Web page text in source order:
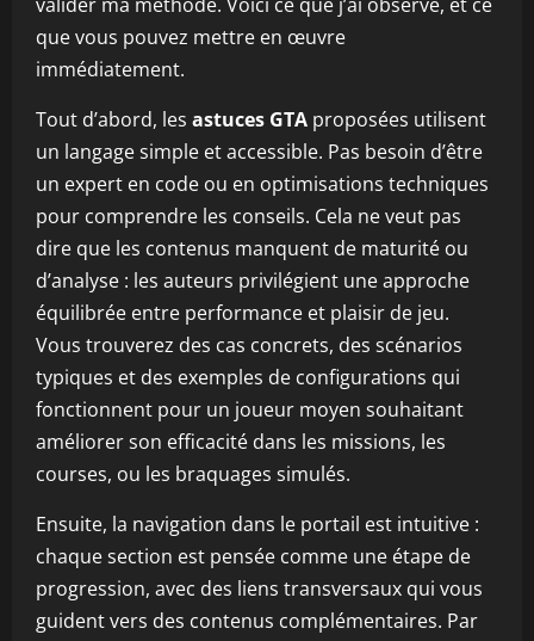
que vous pouvez mettre en œuvre
immédiatement.
Tout d’abord, les astuces GTA proposées utilisent
un langage simple et accessible. Pas besoin d’être
un expert en code ou en optimisations techniques
pour comprendre les conseils. Cela ne veut pas
dire que les contenus manquent de maturité ou
d’analyse : les auteurs privilégient une approche
équilibrée entre performance et plaisir de jeu.
Vous trouverez des cas concrets, des scénarios
typiques et des exemples de configurations qui
fonctionnent pour un joueur moyen souhaitant
améliorer son efficacité dans les missions, les
courses, ou les braquages simulés.
Ensuite, la navigation dans le portail est intuitive :
chaque section est pensée comme une étape de
progression, avec des liens transversaux qui vous
guident vers des contenus complémentaires. Par